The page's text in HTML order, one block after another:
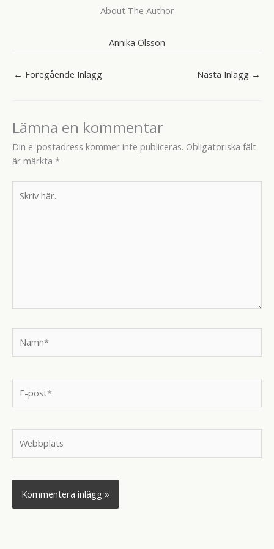
About The Author
Annika Olsson
← Föregående Inlägg Nästa Inlägg →
Lämna en kommentar
Din e-postadress kommer inte publiceras. Obligatoriska fält
är märkta *
här..
post*